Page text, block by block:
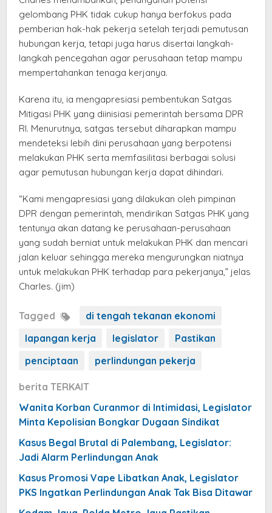
gelombang PHK tidak cukup hanya berfokus pada
pemberian hak-hak pekerja setelah terjadi pemutusan
hubungan kerja, tetapi juga harus disertai langkah-
langkah pencegahan agar perusahaan tetap mampu
mempertahankan tenaga kerjanya.
Karena itu, ia mengapresiasi pembentukan Satgas
Mitigasi PHK yang diinisiasi pemerintah bersama DPR
RI. Menurutnya, satgas tersebut diharapkan mampu
mendeteksi lebih dini perusahaan yang berpotensi
melakukan PHK serta memfasilitasi berbagai solusi
agar pemutusan hubungan kerja dapat dihindari.
“Kami mengapresiasi yang dilakukan oleh pimpinan
DPR dengan pemerintah, mendirikan Satgas PHK yang
tentunya akan datang ke perusahaan-perusahaan
yang sudah berniat untuk melakukan PHK dan mencari
jalan keluar sehingga mereka mengurungkan niatnya
untuk melakukan PHK terhadap para pekerjanya,” jelas
Charles. (jim)
Tagged
di tengah tekanan ekonomi
lapangan kerja
legislator
Pastikan
penciptaan
perlindungan pekerja
berita TERKAIT
Wanita Korban Curanmor di Intimidasi, Legislator
Minta Kepolisian Bongkar Dugaan Sindikat
Kasus Begal Brutal di Palembang, Legislator:
Jadi Alarm Perlindungan Anak
Kasus Promosi Vape Libatkan Anak, Legislator
PKS Ingatkan Perlindungan Anak Tak Bisa Ditawar